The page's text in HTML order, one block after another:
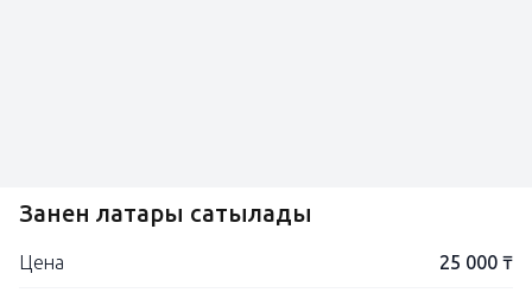
Занен лақтары сатылады
Цена 25 000 ₸